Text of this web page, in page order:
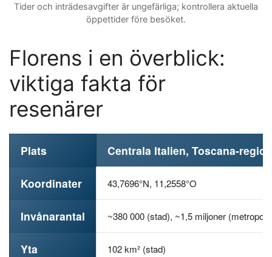
Tider och inträdesavgifter är ungefärliga; kontrollera aktuella
öppettider före besöket.
Florens i en överblick:
viktiga fakta för
resenärer
Plats Centrala Italien, Toscana-
Koordinater 43,7696°N, 11,2558°O
Invånarantal ~380 000 (stad), ~1,5 miljoner (metropol)
Yta 102 km² (stad)